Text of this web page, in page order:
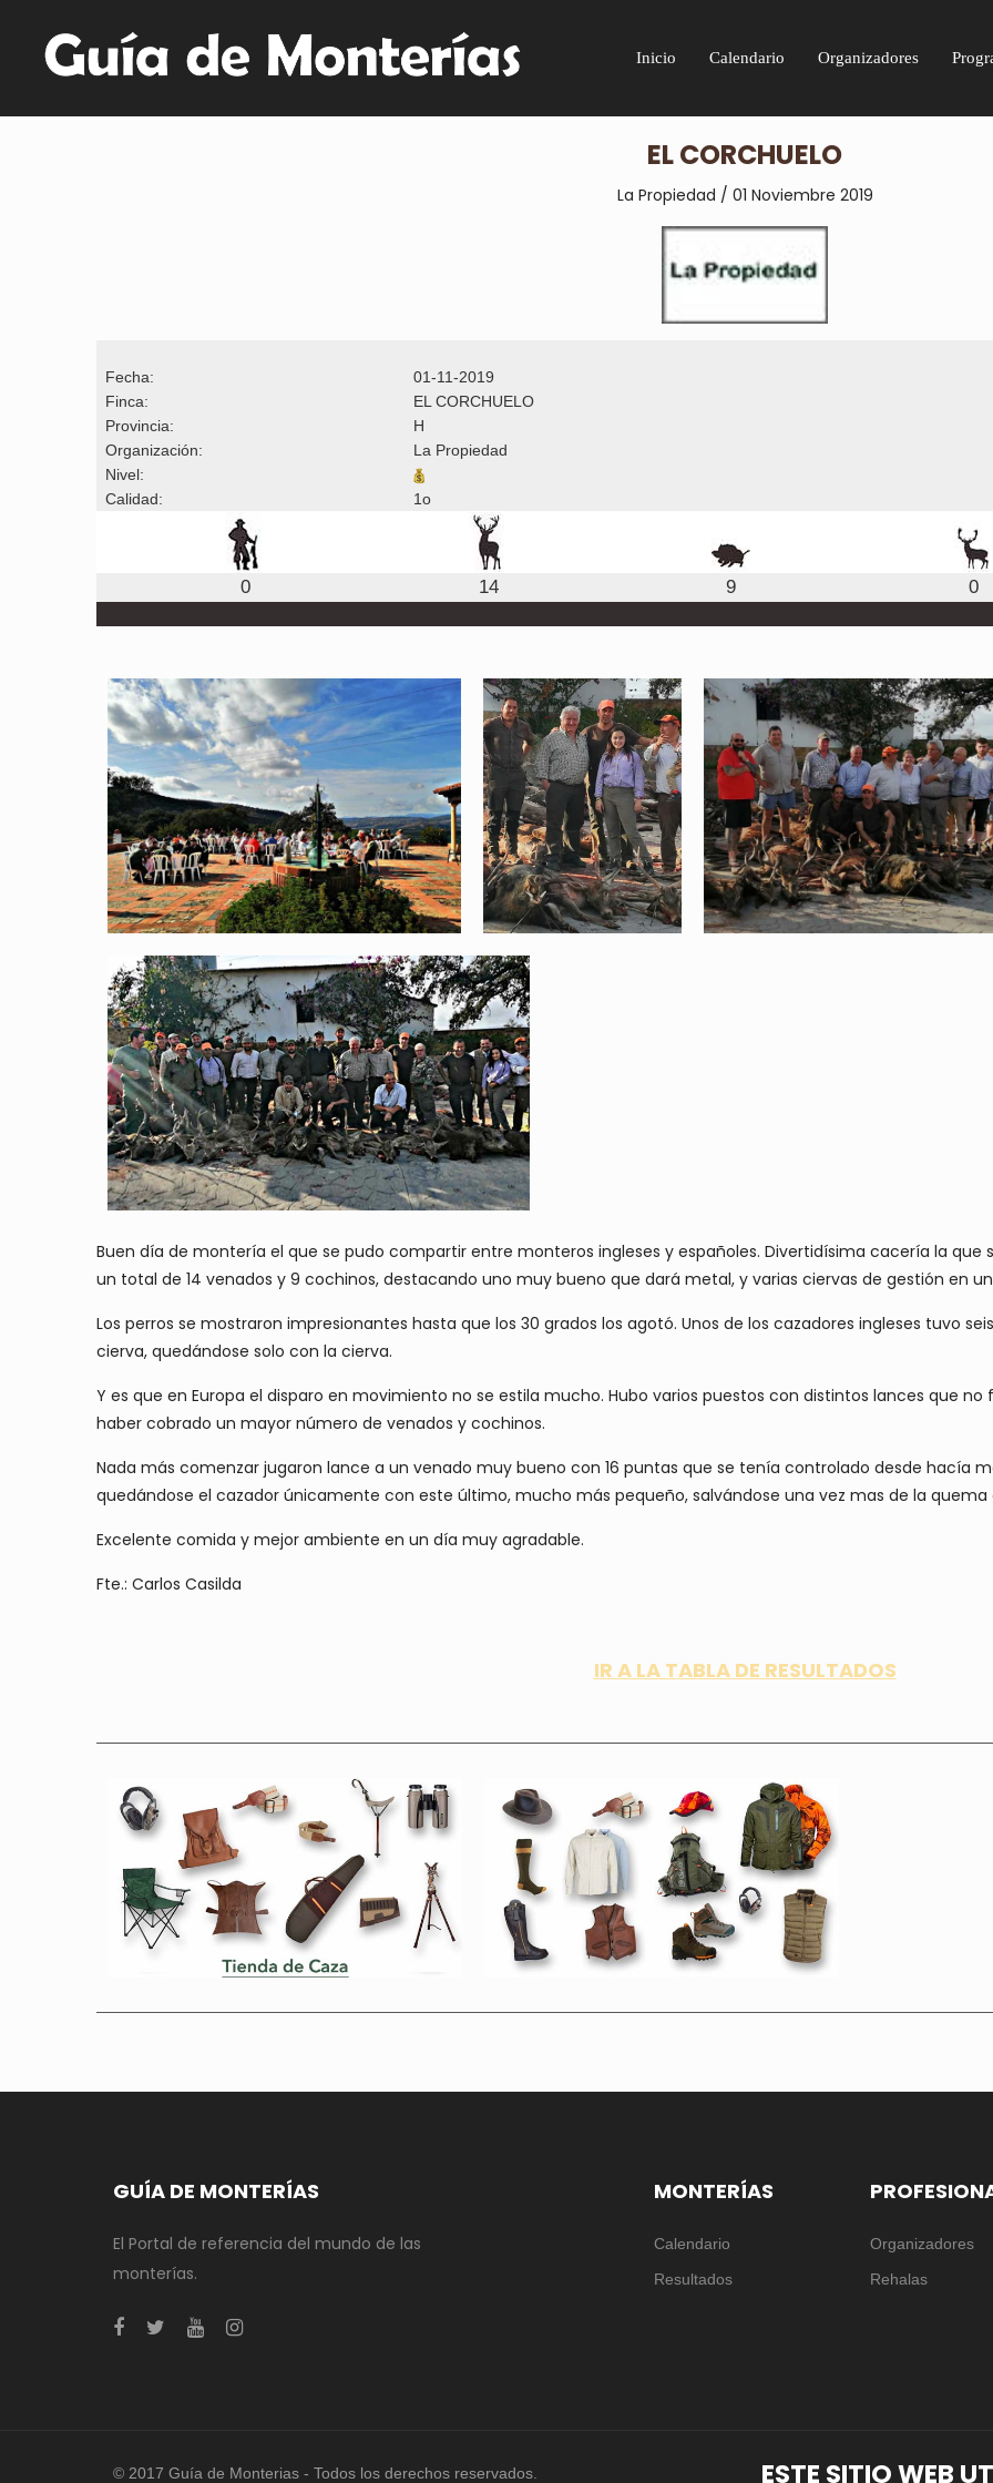
Inicio Calendario Organizadores
EL CORCHUELO
La Propiedad / 01 Noviembre 2019
Fecha:
01-11-2019
Finca:
EL CORCHUELO
Provincia:
H
Organización:
La Propiedad
Nivel:
Calidad:
1o
0 14 9 0
Buen día de montería el que se pudo compartir entre monteros ingleses y españoles. Divertidísima cacería la que
un total de 14 venados y 9 cochinos, destacando uno muy bueno que dará metal, y varias ciervas de gestión en
Los perros se mostraron impresionantes hasta que los 30 grados los agotó. Unos de los cazadores ingleses tuvo
cierva, quedándose solo con la cierva.
Y es que en Europa el disparo en movimiento no se estila mucho. Hubo varios puestos con distintos lances que
haber cobrado un mayor número de venados y cochinos.
Nada más comenzar jugaron lance a un venado muy bueno con 16 puntas que se tenía controlado desde hacía
quedándose el cazador únicamente con este último, mucho más pequeño, salvándose una vez mas de la
Excelente comida y mejor ambiente en un día muy agradable.
Fte.: Carlos Casilda
IR A LA TABLA DE RESULTADOS
GUÍA DE MONTERÍAS
El Portal de referencia del mundo de las
monterías.
MONTERÍAS
Calendario
Resultados
Organizadores
Rehalas
© 2017 Guía de Monterias - Todos los derechos reservados. ESTE SITIO WEB